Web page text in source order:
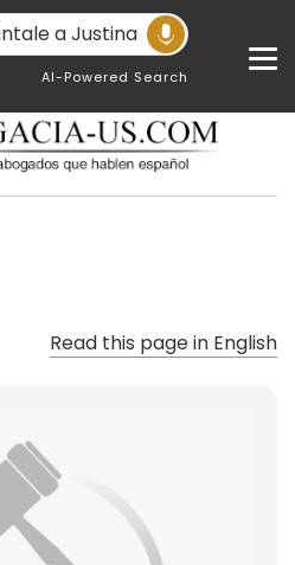
AI-Powered Search
Read this page in English